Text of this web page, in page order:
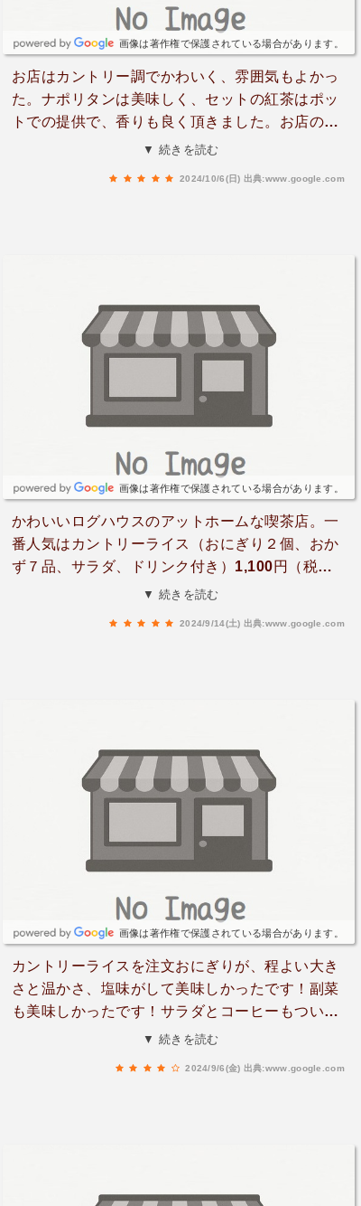
画像は著作権で保護されている場合があります。
お店はカントリー調でかわいく、雰囲気もよかっ
た。ナポリタンは美味しく、セットの紅茶はポッ
トでの提供で、香りも良く頂きました。お店の方
が優しくて、ゆったり出来癒されました。
▼ 続きを読む
2024/10/6(日) 出典:www.google.com
画像は著作権で保護されている場合があります。
かわいいログハウスのアットホームな喫茶店。一
番人気はカントリーライス（おにぎり２個、おか
ず７品、サラダ、ドリンク付き）1,100円（税
込）。カレー各種、パスタ各種、シチュー各種、
▼ 続きを読む
2024/9/14(土) 出典:www.google.com
画像は著作権で保護されている場合があります。
カントリーライスを注文おにぎりが、程よい大き
さと温かさ、塩味がして美味しかったです！副菜
も美味しかったです！サラダとコーヒーもついて
いました！ナポリタンも頼みましたが、美味しか
▼ 続きを読む
2024/9/6(金) 出典:www.google.com